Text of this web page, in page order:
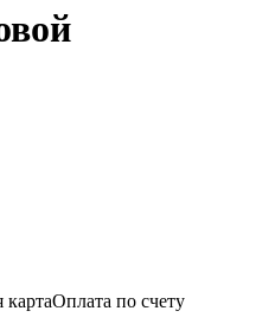
картаОплата по счету